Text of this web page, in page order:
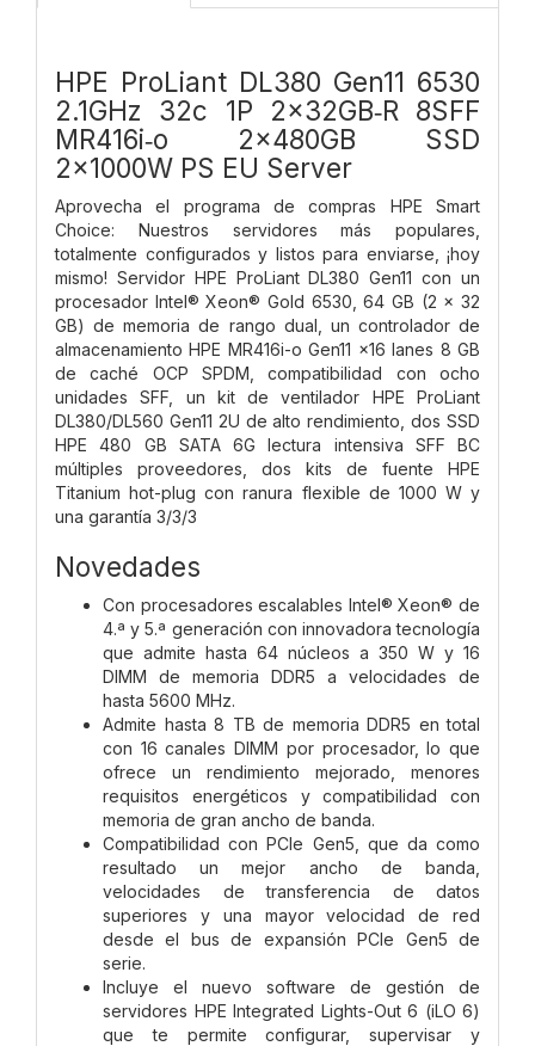
HPE ProLiant DL380 Gen11 6530
2.1GHz 32c 1P 2x32GB‑R 8SFF
MR416i‑o 2x480GB SSD
2x1000W PS EU Server
Aprovecha el programa de compras HPE Smart
Choice: Nuestros servidores más populares,
totalmente configurados y listos para enviarse, ¡hoy
mismo! Servidor HPE ProLiant DL380 Gen11 con un
procesador Intel® Xeon® Gold 6530, 64 GB (2 x 32
GB) de memoria de rango dual, un controlador de
almacenamiento HPE MR416i-o Gen11 x16 lanes 8 GB
de caché OCP SPDM, compatibilidad con ocho
unidades SFF, un kit de ventilador HPE ProLiant
DL380/DL560 Gen11 2U de alto rendimiento, dos SSD
HPE 480 GB SATA 6G lectura intensiva SFF BC
múltiples proveedores, dos kits de fuente HPE
Titanium hot-plug con ranura flexible de 1000 W y
una garantía 3/3/3
Novedades
Con procesadores escalables Intel® Xeon® de
4.ª y 5.ª generación con innovadora tecnología
que admite hasta 64 núcleos a 350 W y 16
DIMM de memoria DDR5 a velocidades de
hasta 5600 MHz.
Admite hasta 8 TB de memoria DDR5 en total
con 16 canales DIMM por procesador, lo que
ofrece un rendimiento mejorado, menores
requisitos energéticos y compatibilidad con
memoria de gran ancho de banda.
Compatibilidad con PCIe Gen5, que da como
resultado un mejor ancho de banda,
velocidades de transferencia de datos
superiores y una mayor velocidad de red
desde el bus de expansión PCIe Gen5 de
serie.
Incluye el nuevo software de gestión de
servidores HPE Integrated Lights-Out 6 (iLO 6)
que te permite configurar, supervisar y